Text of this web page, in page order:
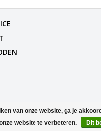
Best Deals Online BV
van onze website, ga je
website te verbeteren.
Dit